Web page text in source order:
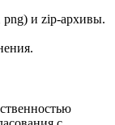
и zip-архивы.